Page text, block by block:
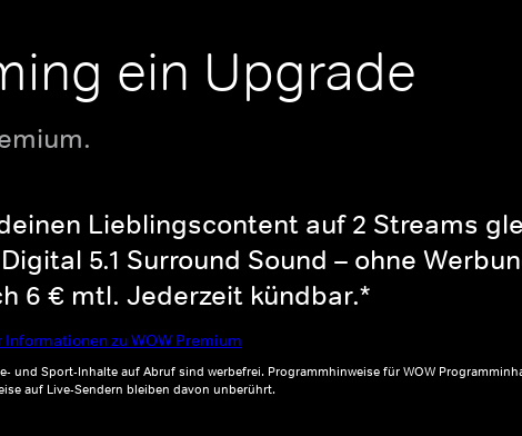
ein Upgrade
Lieblingscontent auf 2 Streams
5.1 Surround Sound – ohne
6 € mtl. Jederzeit kündbar.*
Informationen zu WOW Premium
und Sport-Inhalte auf Abruf sind werbefrei. Programmhinweise für WOW
auf Live-Sendern bleiben davon unberührt.